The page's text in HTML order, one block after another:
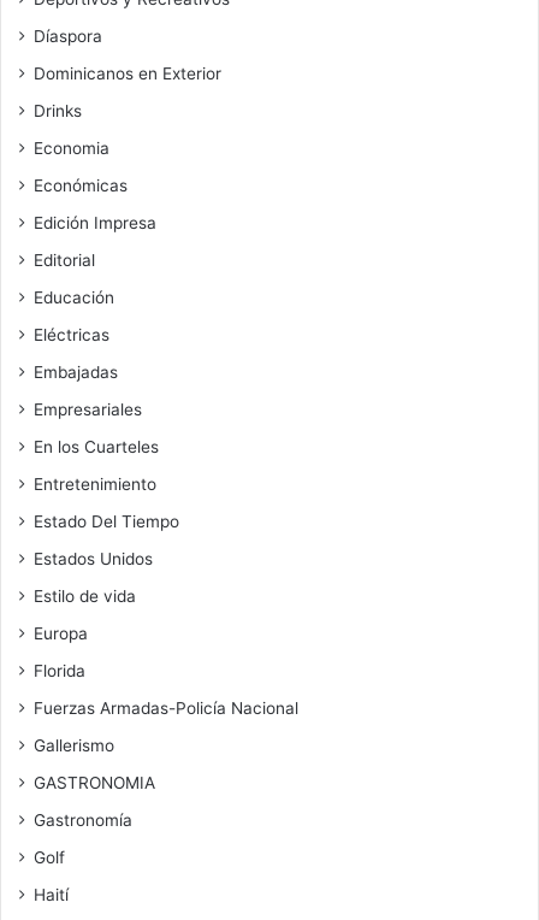
Díaspora
Dominicanos en Exterior
Drinks
Economia
Económicas
Edición Impresa
Editorial
Educación
Eléctricas
Embajadas
Empresariales
En los Cuarteles
Entretenimiento
Estado Del Tiempo
Estados Unidos
Estilo de vida
Europa
Florida
Fuerzas Armadas-Policía Nacional
Gallerismo
GASTRONOMIA
Gastronomía
Golf
Haití